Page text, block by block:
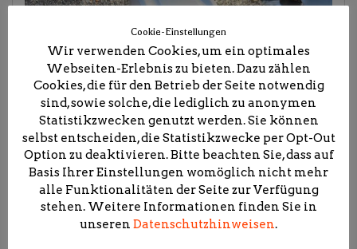
Cookie-Einstellungen
Wir verwenden Cookies, um ein optimales
Webseiten-Erlebnis zu bieten. Dazu zählen
Cookies, die für den Betrieb der Seite notwendig
sind, sowie solche, die lediglich zu anonymen
Statistikzwecken genutzt werden. Sie können
selbst entscheiden, die Statistikzwecke per Opt-Out
Option zu deaktivieren. Bitte beachten Sie, dass auf
Basis Ihrer Einstellungen womöglich nicht mehr
alle Funktionalitäten der Seite zur Verfügung
stehen. Weitere Informationen finden Sie in
unseren Datenschutzhinweisen.